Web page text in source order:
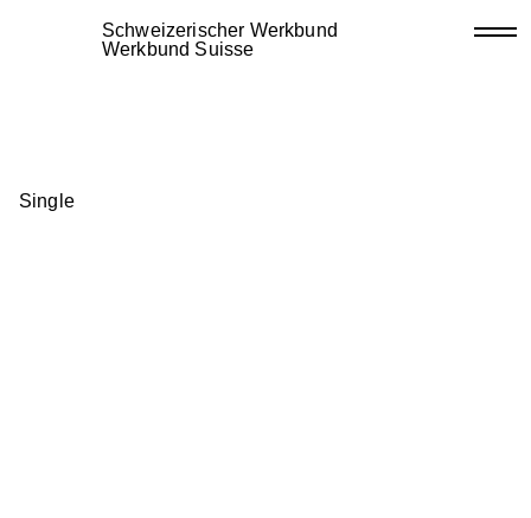
Schweizerischer Werkbund
Werkbund Suisse
Single